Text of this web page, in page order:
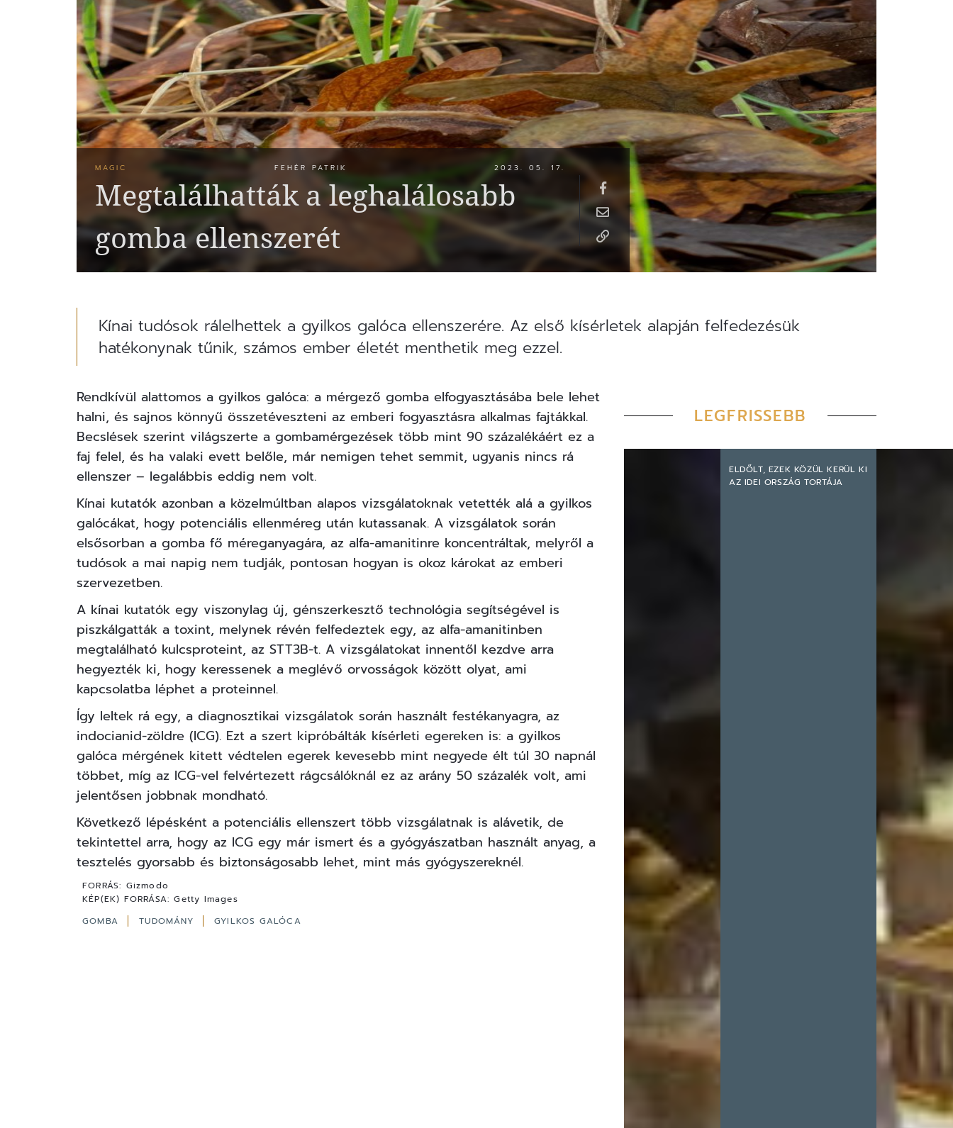
MAGIC FEHÉR PATRIK 2023. 05. 17.
Megtalálhatták a leghalálosabb
gomba ellenszerét
Kínai tudósok rálelhettek a gyilkos galóca ellenszerére. Az első kísérletek alapján felfedezésük
hatékonynak tűnik, számos ember életét menthetik meg ezzel.
Rendkívül alattomos a gyilkos galóca: a mérgező gomba elfogyasztásába bele lehet
halni, és sajnos könnyű összetéveszteni az emberi fogyasztásra alkalmas fajtákkal.
Becslések szerint világszerte a gombamérgezések több mint 90 százalékáért ez a
faj felel, és ha valaki evett belőle, már nemigen tehet semmit, ugyanis nincs rá
ellenszer – legalábbis eddig nem volt.
Kínai kutatók azonban a közelmúltban alapos vizsgálatoknak vetették alá a gyilkos
galócákat, hogy potenciális ellenméreg után kutassanak. A vizsgálatok során
elsősorban a gomba fő méreganyagára, az alfa-amanitinre koncentráltak, melyről a
tudósok a mai napig nem tudják, pontosan hogyan is okoz károkat az emberi
szervezetben.
A kínai kutatók egy viszonylag új, génszerkesztő technológia segítségével is
piszkálgatták a toxint, melynek révén felfedeztek egy, az alfa-amanitinben
megtalálható kulcsproteint, az STT3B-t. A vizsgálatokat innentől kezdve arra
hegyezték ki, hogy keressenek a meglévő orvosságok között olyat, ami
kapcsolatba léphet a proteinnel.
Így leltek rá egy, a diagnosztikai vizsgálatok során használt festékanyagra, az
indocianid-zöldre (ICG). Ezt a szert kipróbálták kísérleti egereken is: a gyilkos
galóca mérgének kitett védtelen egerek kevesebb mint negyede élt túl 30 napnál
többet, míg az ICG-vel felvértezett rágcsálóknál ez az arány 50 százalék volt, ami
jelentősen jobbnak mondható.
Következő lépésként a potenciális ellenszert több vizsgálatnak is alávetik, de
tekintettel arra, hogy az ICG egy már ismert és a gyógyászatban használt anyag, a
tesztelés gyorsabb és biztonságosabb lehet, mint más gyógyszereknél.
FORRÁS: Gizmodo
KÉP(EK) FORRÁSA: Getty Images
GOMBA
TUDOMÁNY GYILKOS GALÓCA
LEGFRISSEBB
ELDŐLT, EZEK KÖZÜL KERÜL KI
AZ IDEI ORSZÁG TORTÁJA